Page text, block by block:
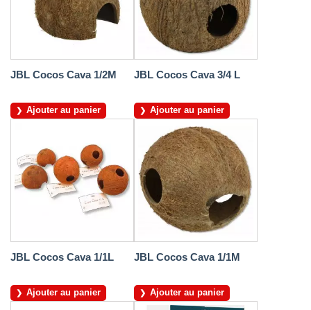
JBL Cocos Cava 1/2M
Ajouter au panier
JBL Cocos Cava 3/4 L
Ajouter au panier
JBL Cocos Cava 1/1L
Ajouter au panier
JBL Cocos Cava 1/1M
Ajouter au panier